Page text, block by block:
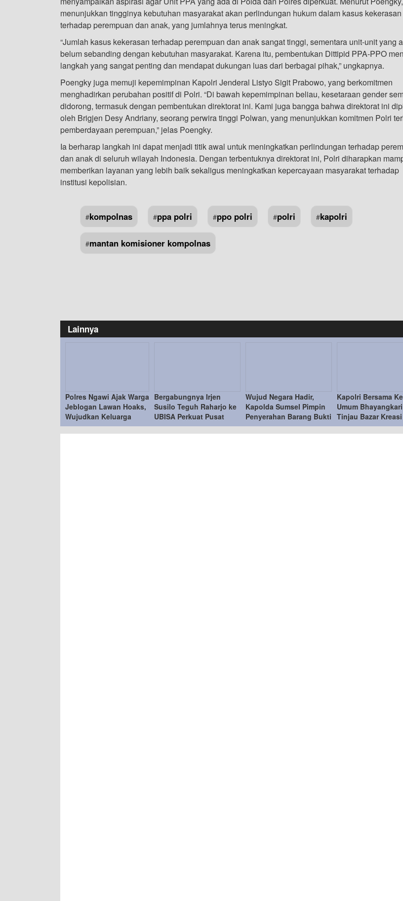
menunjukkan tingginya kebutuhan masyarakat akan perlindungan hukum dalam kasus kekerasan
terhadap perempuan dan anak, yang jumlahnya terus meningkat.
“Jumlah kasus kekerasan terhadap perempuan dan anak sangat tinggi, sementara unit-unit yang
belum sebanding dengan kebutuhan masyarakat. Karena itu, pembentukan Dittipid PPA-PPO
langkah yang sangat penting dan mendapat dukungan luas dari berbagai pihak,” ungkapnya.
Poengky juga memuji kepemimpinan Kapolri Jenderal Listyo Sigit Prabowo, yang berkomitmen
menghadirkan perubahan positif di Polri. “Di bawah kepemimpinan beliau, kesetaraan gender
didorong, termasuk dengan pembentukan direktorat ini. Kami juga bangga bahwa direktorat ini
oleh Brigjen Desy Andriany, seorang perwira tinggi Polwan, yang menunjukkan komitmen Polri
pemberdayaan perempuan,” jelas Poengky.
Ia berharap langkah ini dapat menjadi titik awal untuk meningkatkan perlindungan terhadap
dan anak di seluruh wilayah Indonesia. Dengan terbentuknya direktorat ini, Polri diharapkan
memberikan layanan yang lebih baik sekaligus meningkatkan kepercayaan masyarakat terhadap
institusi kepolisian.
#kompolnas #ppa polri #ppo polri #polri #kapolri
#mantan komisioner kompolnas
Lainnya
Polres Ngawi Ajak Warga
Jeblogan Lawan Hoaks,
Wujudkan Keluarga
Sadar Hukum
Bergabungnya Irjen
Susilo Teguh Raharjo ke
UBISA Perkuat Pusat
Studi Kepolisian
Wujud Negara Hadir,
Kapolda Sumsel Pimpin
Penyerahan Barang Bukti
Kejahatan ke Korban
Kapolri Bersama
Umum Bhayangkari
Tinjau Bazar Kreasi
Bhayangkari
2026